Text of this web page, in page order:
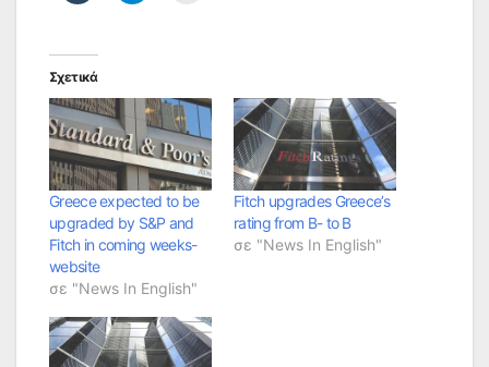
Σχετικά
Greece expected to be
upgraded by S&P and
Fitch in coming weeks-
website
σε "News In English"
Fitch upgrades Greece’s
rating from B- to B
σε "News In English"